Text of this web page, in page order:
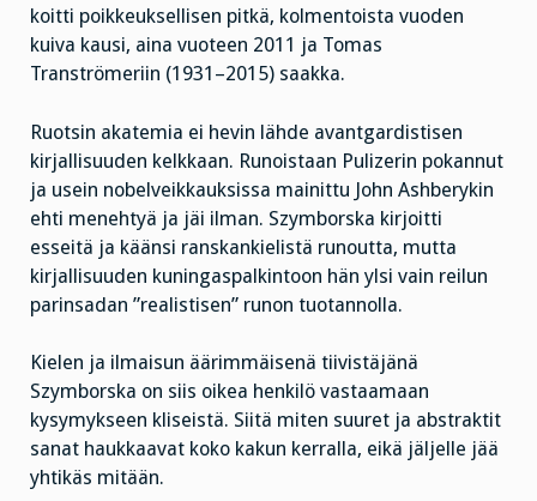
koitti poikkeuksellisen pitkä, kolmentoista vuoden
kuiva kausi, aina vuoteen 2011 ja Tomas
Tranströmeriin (1931–2015) saakka.
Ruotsin akatemia ei hevin lähde avantgardistisen
kirjallisuuden kelkkaan. Runoistaan Pulizerin pokannut
ja usein nobelveikkauksissa mainittu John Ashberykin
ehti menehtyä ja jäi ilman. Szymborska kirjoitti
esseitä ja käänsi ranskankielistä runoutta, mutta
kirjallisuuden kuningaspalkintoon hän ylsi vain reilun
parinsadan ”realistisen” runon tuotannolla.
Kielen ja ilmaisun äärimmäisenä tiivistäjänä
Szymborska on siis oikea henkilö vastaamaan
kysymykseen kliseistä. Siitä miten suuret ja abstraktit
sanat haukkaavat koko kakun kerralla, eikä jäljelle jää
yhtikäs mitään.